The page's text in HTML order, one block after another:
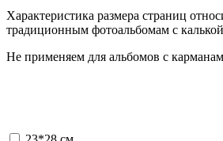
Характеристика размера страниц
традиционным фотоальбомам с
Не применяем для альбомов с